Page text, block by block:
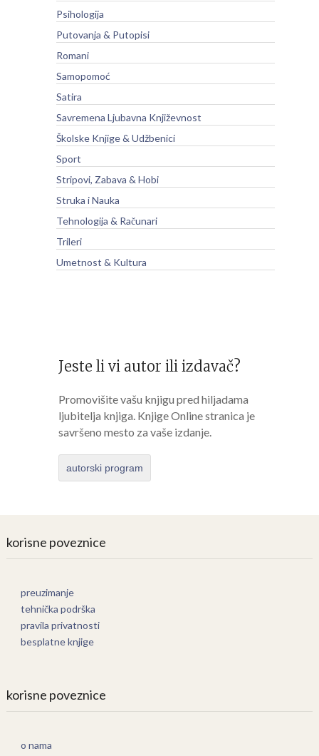
Psihologija
Putovanja & Putopisi
Romani
Samopomoć
Satira
Savremena Ljubavna Književnost
Školske Knjige & Udžbenici
Sport
Stripovi, Zabava & Hobi
Struka i Nauka
Tehnologija & Računari
Trileri
Umetnost & Kultura
Jeste li vi autor ili izdavač?
Promovišite vašu knjigu pred hiljadama
ljubitelja knjiga. Knjige Online stranica je
savršeno mesto za vaše izdanje.
autorski program
korisne poveznice
preuzimanje
tehnička podrška
pravila privatnosti
besplatne knjige
korisne poveznice
o nama